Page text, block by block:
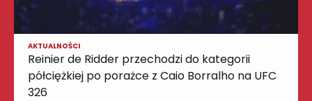
AKTUALNOŚCI
Reinier de Ridder przechodzi do kategorii
półciężkiej po porażce z Caio Borralho na UFC
326